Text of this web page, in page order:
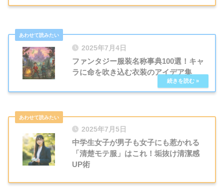
2025年7月4日
ファンタジー服装名称事典100選！キャ
ラに命を吹き込む衣装のアイデア集
2025年7月5日
中学生女子が男子も女子にも惹かれる
「清楚モテ服」はこれ！垢抜け清潔感
UP術